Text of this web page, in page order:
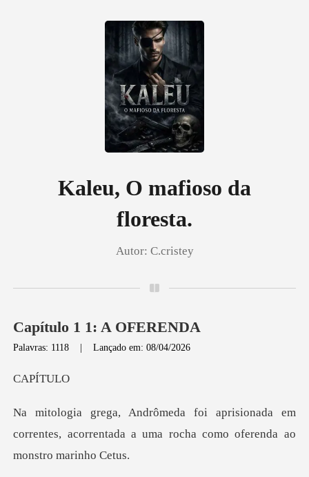
Histórico
Kaleu, O mafioso da
floresta.
Autor: C.cristey
Capítulo 1 1: A OFERENDA
Palavras: 1118 |Lançado em: 08/04/2026
ÍTU
nada em
correntes, acorrentada a uma roch